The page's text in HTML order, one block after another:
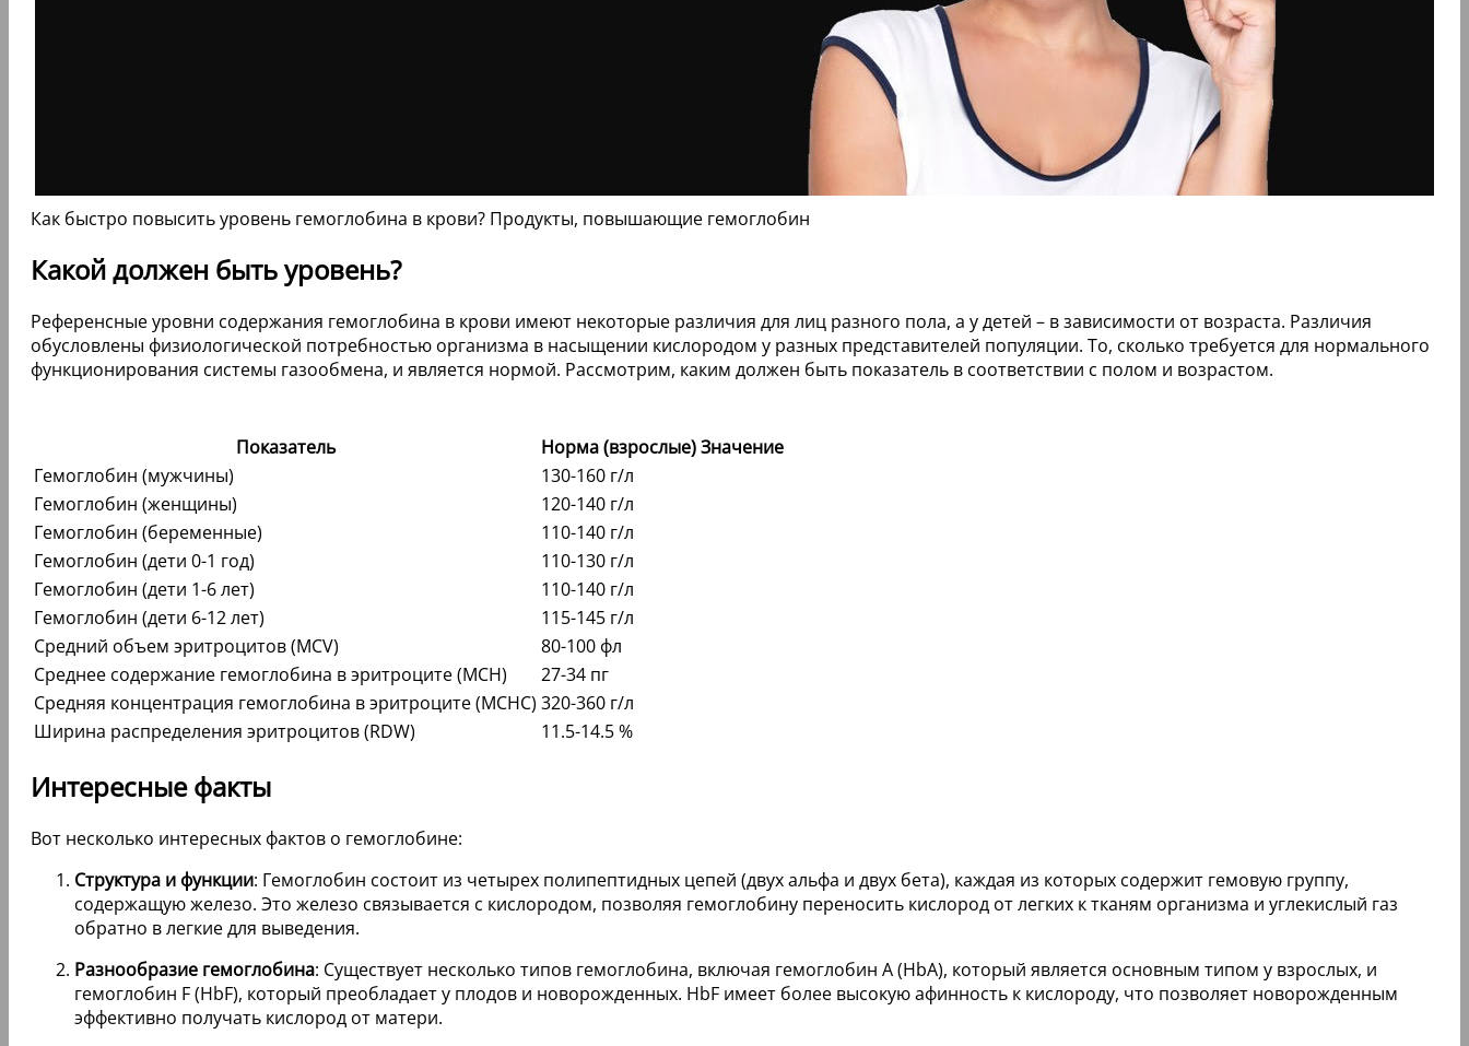
Как быстро повысить уровень гемоглобина в крови? Продукты, повышающие гемоглобин
Какой должен быть уровень?
Референсные уровни содержания гемоглобина в крови имеют некоторые различия для лиц разного пола, а у детей – в зависимости от возраста. Различия
обусловлены физиологической потребностью организма в насыщении кислородом у разных представителей популяции. То, сколько требуется для нормального
функционирования системы газообмена, и является нормой. Рассмотрим, каким должен быть показатель в соответствии с полом и возрастом.
Показатель Норма (взрослые)Значение
Гемоглобин (мужчины)
130-160 г/л
Гемоглобин (женщины)
120-140 г/л
Гемоглобин (беременные)
110-140 г/л
Гемоглобин (дети 0-1 год)
110-130 г/л
Гемоглобин (дети 1-6 лет)
110-140 г/л
Гемоглобин (дети 6-12 лет)
115-145 г/л
Средний объем эритроцитов (MCV)
80-100 фл
Среднее содержание гемоглобина в эритроците (MCH)
27-34 пг
Средняя концентрация гемоглобина в эритроците (MCHC) 320-360 г/л
Ширина распределения эритроцитов (RDW)
11.5-14.5 %
Интересные факты
Вот несколько интересных фактов о гемоглобине:
Структура и функции: Гемоглобин состоит из четырех полипептидных цепей (двух альфа и двух бета), каждая из которых содержит гемовую группу,
содержащую железо. Это железо связывается с кислородом, позволяя гемоглобину переносить кислород от легких к тканям организма и углекислый газ
обратно в легкие для выведения.
Разнообразие гемоглобина: Существует несколько типов гемоглобина, включая гемоглобин A (HbA), который является основным типом у взрослых, и
гемоглобин F (HbF), который преобладает у плодов и новорожденных. HbF имеет более высокую афинность к кислороду, что позволяет новорожденным
эффективно получать кислород от матери.